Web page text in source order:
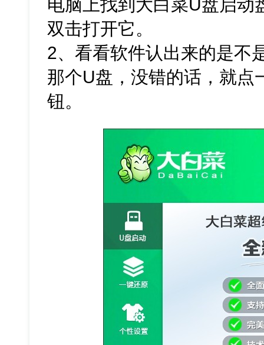
电脑上找到大白菜U盘启动
双击打开它。
2、看看软件认出来的是不
那个U盘，没错的话，就点
钮。